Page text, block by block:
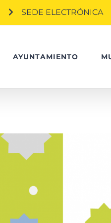
SEDE ELECTRÓNICA
AYUNTAMIENTO